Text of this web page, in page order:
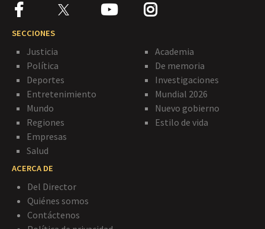
SECCIONES
Justicia
Política
Deportes
Entretenimiento
Mundo
Regiones
Empresas
Salud
Academia
De memoria
Investigaciones
Mundial 2026
Nuevo gobierno
Estilo de vida
ACERCA DE
Del Director
Quiénes somos
Contáctenos